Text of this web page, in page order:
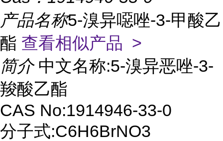
产品名称5-溴异噁唑-3-甲酸乙
酯 查看相似产品 >
简介 中文名称:5-溴异恶唑-3-
羧酸乙酯
CAS No:1914946-33-0
分子式:C6H6BrNO3